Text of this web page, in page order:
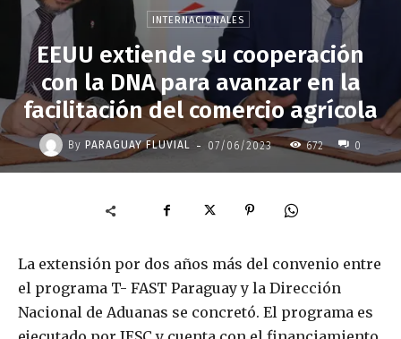
INTERNACIONALES
EEUU extiende su cooperación
con la DNA para avanzar en la
facilitación del comercio agrícola
By PARAGUAY FLUVIAL - 07/06/2023 672 0
La extensión por dos años más del convenio entre
el programa T- FAST Paraguay y la Dirección
Nacional de Aduanas se concretó. El programa es